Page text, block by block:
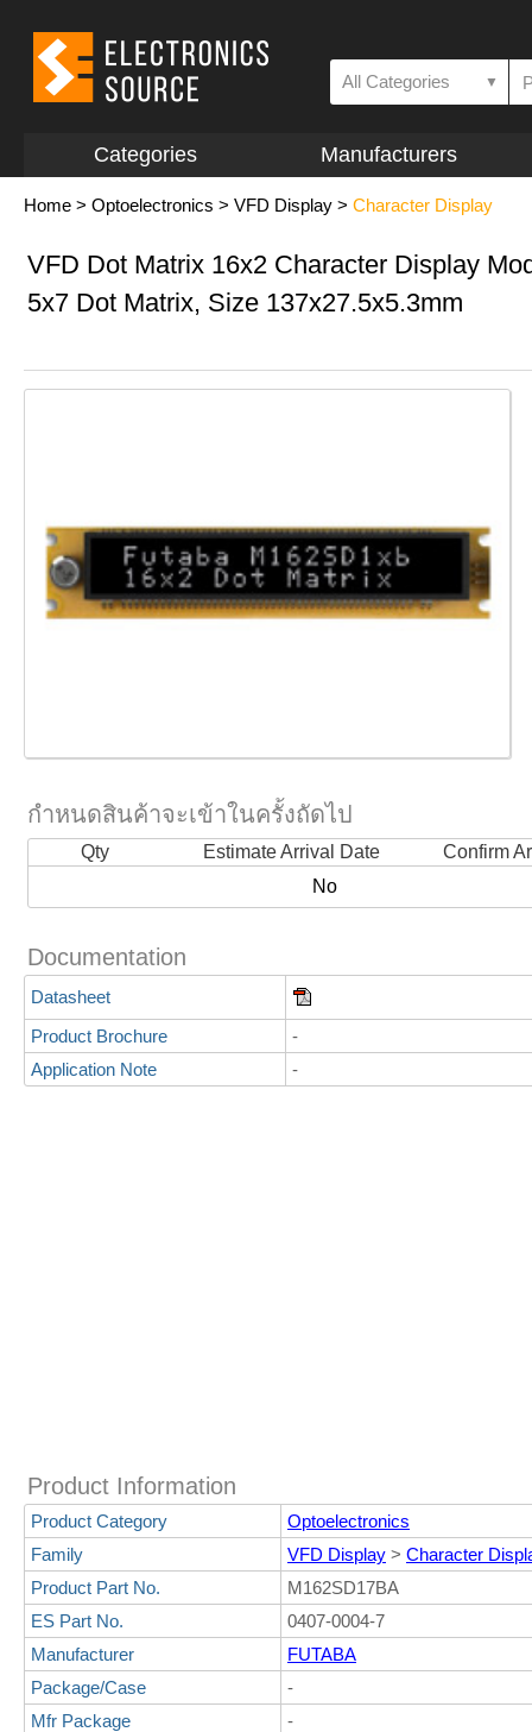
All Categories ▼
Categories Manufacturers
Home > Optoelectronics > VFD Display > Character Display
VFD Dot Matrix 16x2 Character Display
5x7 Dot Matrix, Size 137x27.5x5.3mm
กำหนดสินค้าจะเข้าในครั้งถัดไป
Qty Estimate Arrival Date
Confirm
No
Documentation
Datasheet
Product Brochure
-
Application Note
-
Product Information
Product Category
Optoelectronics
Family
VFD Display > Character
Product Part No.
M162SD17BA
ES Part No.
0407-0004-7
Manufacturer
FUTABA
Package/Case
-
Mfr Package
-